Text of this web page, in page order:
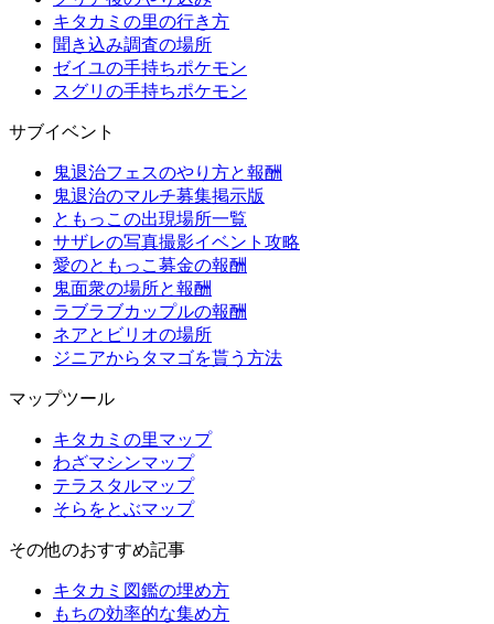
キタカミの里の行き方
聞き込み調査の場所
ゼイユの手持ちポケモン
スグリの手持ちポケモン
サブイベント
鬼退治フェスのやり方と報酬
鬼退治のマルチ募集掲示版
ともっこの出現場所一覧
サザレの写真撮影イベント攻略
愛のともっこ募金の報酬
鬼面衆の場所と報酬
ラブラブカップルの報酬
ネアとビリオの場所
ジニアからタマゴを貰う方法
マップツール
キタカミの里マップ
わざマシンマップ
テラスタルマップ
そらをとぶマップ
その他のおすすめ記事
キタカミ図鑑の埋め方
もちの効率的な集め方